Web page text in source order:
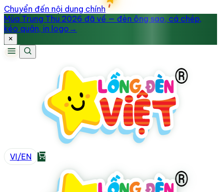
Chuyển đến nội dung chính
Mùa Trung Thu 2026 đã về — đèn ông sao, cá chép,
kéo quân, in logo →
VI/EN